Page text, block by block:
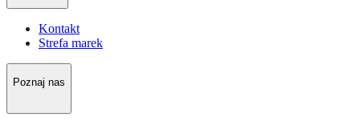
Kontakt
Strefa marek
Poznaj nas